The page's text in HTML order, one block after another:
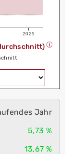
2025
Jahr
5,73 %
13,67 %